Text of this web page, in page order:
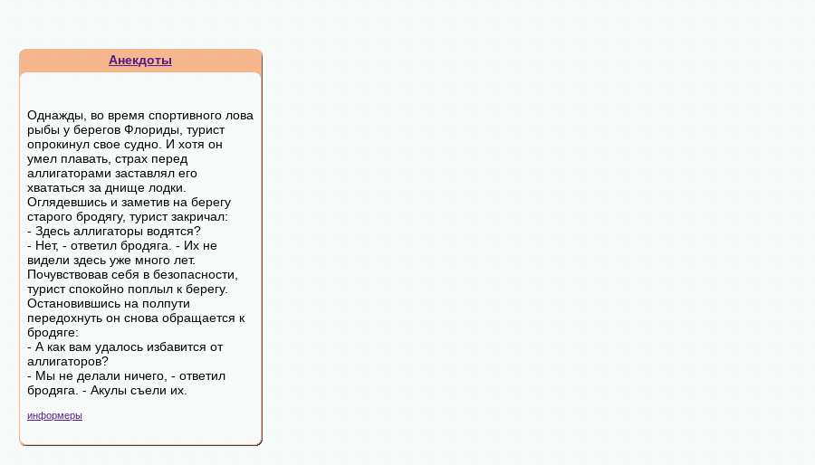
Анекдоты
Однажды, во время спортивного лова
рыбы у берегов Флориды, турист
опрокинул свое судно. И хотя он
умел плавать, страх перед
аллигаторами заставлял его
хвататься за днище лодки.
Оглядевшись и заметив на берегу
старого бродягу, турист закричал:
- Здесь аллигаторы водятся?
- Нет, - ответил бродяга. - Их не
видели здесь уже много лет.
Почувствовав себя в безопасности,
турист спокойно поплыл к берегу.
Остановившись на полпути
передохнуть он снова обращается к
бродяге:
- А как вам удалось избавится от
аллигаторов?
- Мы не делали ничего, - ответил
бродяга. - Акулы съели их.
информеры